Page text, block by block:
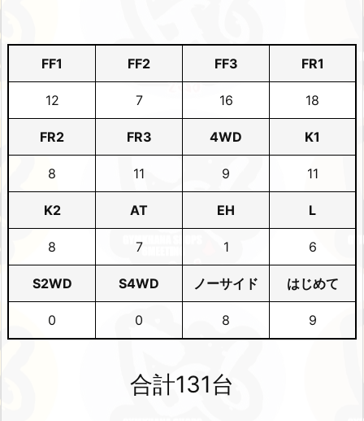
FF1 FF2 FF3 FR1
12 7 16 18
FR2 FR3 4WD K1
8 11 9 11
K2 AT EH L
8 7 1 6
S2WD S4WD ノーサイド はじめて
0 0 8 9
合計131台